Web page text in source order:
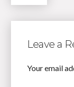
Leave a
Your email